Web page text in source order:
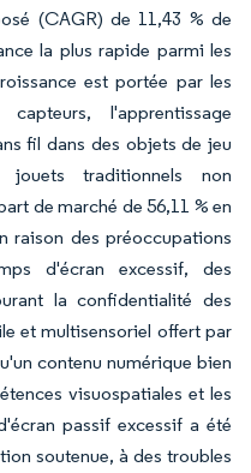
(CAGR) de 11,43 % de
la plus rapide parmi les
est portée par les
l'apprentissage
fil dans des objets de jeu
traditionnels non
de marché de 56,11 % en
raison des préoccupations
d'écran excessif, des
la confidentialité des
et multisensoriel offert par
contenu numérique bien
visuospatiales et les
passif excessif a été
soutenue, à des troubles